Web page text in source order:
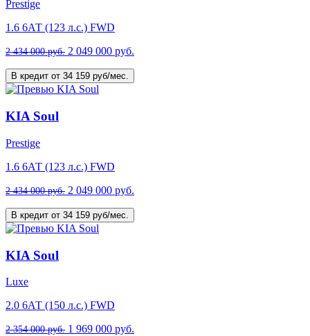
Prestige
1.6 6АТ (123 л.с.) FWD
2 434 000 руб. 2 049 000 руб.
В кредит от 34 159 руб/мес.
KIA Soul
Prestige
1.6 6АТ (123 л.с.) FWD
2 434 000 руб. 2 049 000 руб.
В кредит от 34 159 руб/мес.
KIA Soul
Luxe
2.0 6АТ (150 л.с.) FWD
2 354 000 руб. 1 969 000 руб.